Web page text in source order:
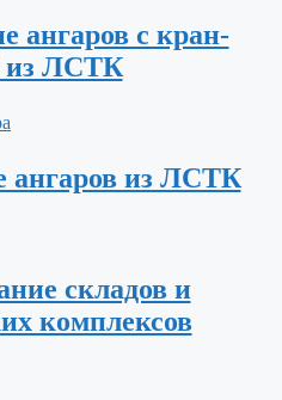
ангаров с кран-
из ЛСТК
ангаров из ЛСТК
складов и
комплексов